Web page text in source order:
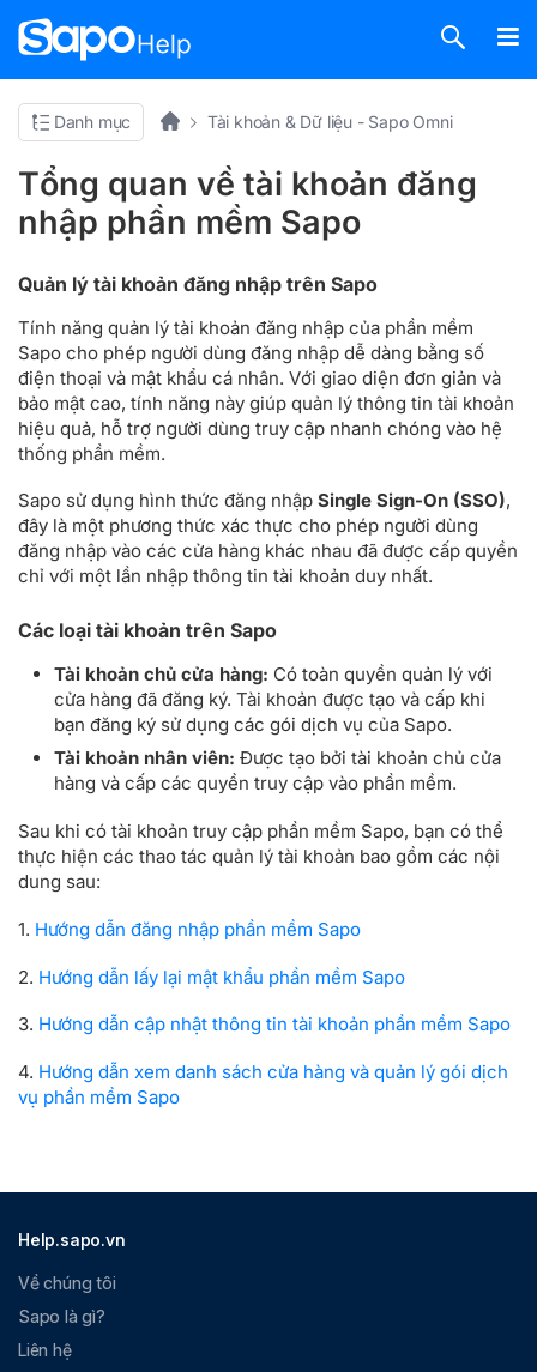
Danh mục Tài khoản & Dữ liệu - Sapo Omni
Tổng quan về tài khoản đăng
nhập phần mềm Sapo
Quản lý tài khoản đăng nhập trên Sapo
Tính năng quản lý tài khoản đăng nhập của phần mềm
Sapo cho phép người dùng đăng nhập dễ dàng bằng số
điện thoại và mật khẩu cá nhân. Với giao diện đơn giản và
bảo mật cao, tính năng này giúp quản lý thông tin tài khoản
hiệu quả, hỗ trợ người dùng truy cập nhanh chóng vào hệ
thống phần mềm.
Sapo sử dụng hình thức đăng nhập Single Sign-On (SSO),
đây là một phương thức xác thực cho phép người dùng
đăng nhập vào các cửa hàng khác nhau đã được cấp quyền
chỉ với một lần nhập thông tin tài khoản duy nhất.
Các loại tài khoản trên Sapo
Tài khoản chủ cửa hàng: Có toàn quyền quản lý với
cửa hàng đã đăng ký. Tài khoản được tạo và cấp khi
bạn đăng ký sử dụng các gói dịch vụ của Sapo.
Tài khoản nhân viên: Được tạo bởi tài khoản chủ cửa
hàng và cấp các quyền truy cập vào phần mềm.
Sau khi có tài khoản truy cập phần mềm Sapo, bạn có thể
thực hiện các thao tác quản lý tài khoản bao gồm các nội
dung sau:
1. Hướng dẫn đăng nhập phần mềm Sapo
2. Hướng dẫn lấy lại mật khẩu phần mềm Sapo
3. Hướng dẫn cập nhật thông tin tài khoản phần mềm Sapo
4. Hướng dẫn xem danh sách cửa hàng và quản lý gói dịch
vụ phần mềm Sapo
Help.sapo.vn
Về chúng tôi
Sapo là gì?
Liên hệ